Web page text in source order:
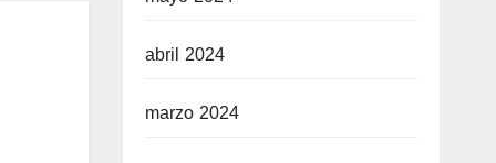
abril 2024
marzo 2024